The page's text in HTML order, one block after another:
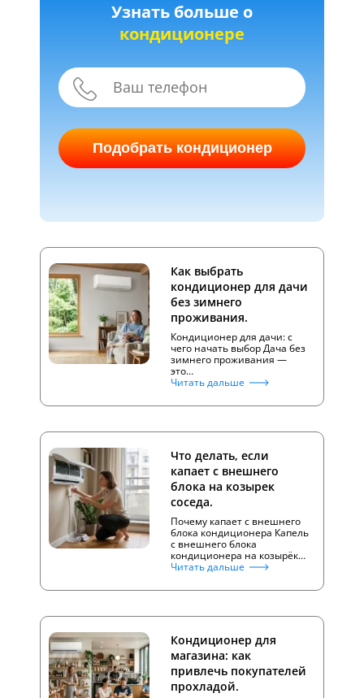
Узнать больше о
кондиционере
Подобрать кондиционер
Как выбрать
кондиционер для дачи
без зимнего
проживания.
Кондиционер для дачи: с
чего начать выбор Дача без
зимнего проживания —
это…
Читать дальше
Что делать, если
капает с внешнего
блока на козырек
соседа.
Почему капает с внешнего
блока кондиционера Капель
с внешнего блока
кондиционера на козырёк…
Читать дальше
Кондиционер для
магазина: как
привлечь покупателей
прохладой.